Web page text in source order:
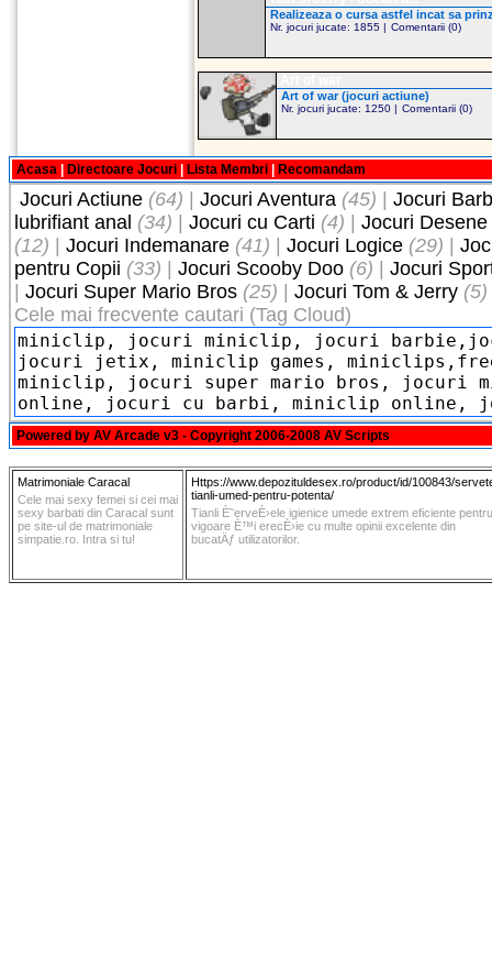
Realizeaza o cursa astfel incat sa
Nr. jocuri jucate: 1855 | Comentarii (0)
Art of war (jocuri actiune)
Nr. jocuri jucate: 1250 | Comentarii (0)
Acasa Directoare Jocuri Lista Membri Recomandam
Jocuri Actiune (64) Jocuri Aventura (45)
Jocuri
lubrifiant anal (34) Jocuri cu Carti (4)
Jocuri
(12)
Jocuri Indemanare (41) Jocuri Logice (29)
pentru Copii (33) Jocuri Scooby Doo (6)
Jocuri
Jocuri Super Mario Bros (25) Jocuri Tom & Jerry (5)
Cele mai frecvente cautari (Tag Cloud)
Powered by AV Arcade v3 - Copyright 2006-2008 AV Scripts
Matrimoniale Caracal
Cele mai sexy femei si cei mai
sexy barbati din Caracal sunt
pe site-ul de matrimoniale
simpatie.ro. Intra si tu!
Https://www.depozituldesex.ro/product/id/100843/
tianli-umed-pentru-potenta/
Tianli È˜erveÈ›ele igienice umede extrem eficiente pentru
vigoare È™i erecÈ›ie cu multe opinii excelente din
bucatÄƒ utilizatorilor.